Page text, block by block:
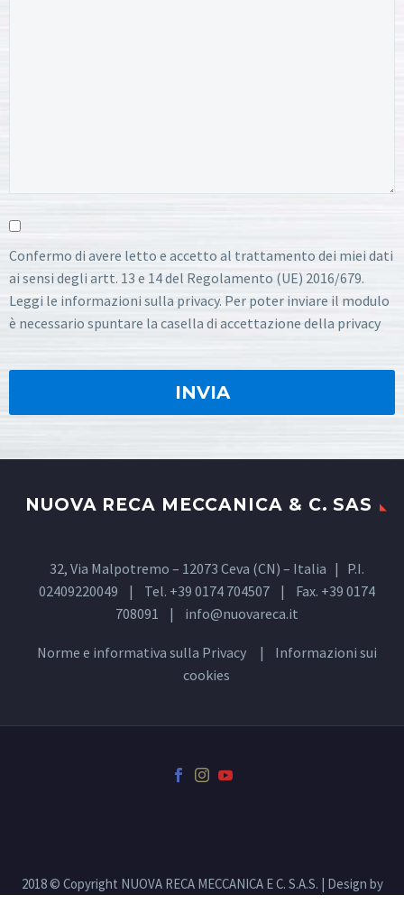
Confermo di avere letto e accetto al trattamento dei miei dati
ai sensi degli artt. 13 e 14 del Regolamento (UE) 2016/679.
Leggi le informazioni sulla privacy. Per poter inviare il modulo
è necessario spuntare la casella di accettazione della privacy
NUOVA RECA MECCANICA & C. SAS
32, Via Malpotremo – 12073 Ceva (CN) – Italia | P.I.
02409220049 | Tel. +39 0174 704507 | Fax. +39 0174
708091 | info@nuovareca.it
Norme e informativa sulla Privacy| Informazioni sui
cookies
2018 © Copyright NUOVA RECA MECCANICA E C. S.A.S. | Design by